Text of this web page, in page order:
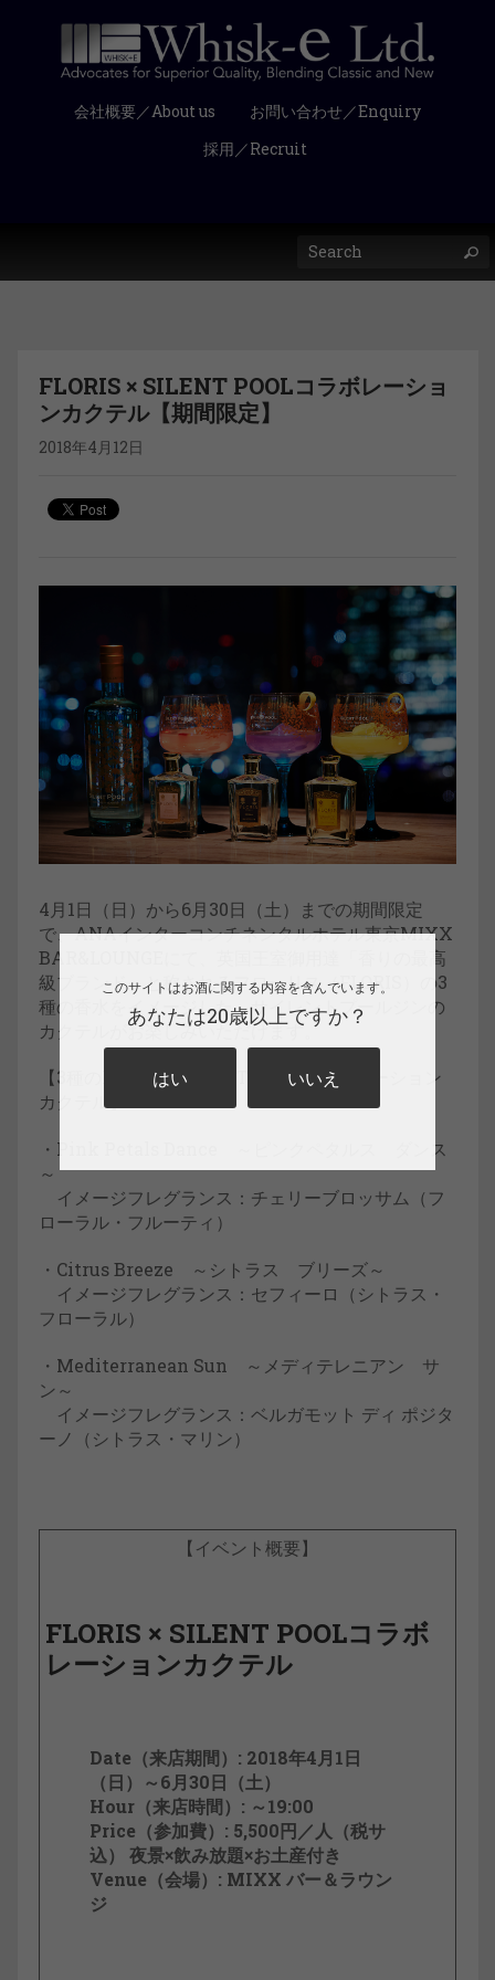
会社概要／About us
お問い合わせ／Enquiry
採用／Recruit
FLORIS × SILENT POOLコラボレーショ
ンカクテル【期間限定】
2018年4月12日
4月1日（日）から6月30日（土）までの期間限定
で、ANAインターコンチネンタルホテル東京MIXX
BAR&LOUNGEにて、英国王室御用達「香りの最高
級ブランド」と称されるフローリス（FLORIS）の3
種の香水をイメージした、サイレントプールジンの
カクテルがお楽しみいただけます。
【3種のFLORIS × SILENT POOLコラボレーション
カクテル】
・Pink Petals Dance ～ピンクペタルス ダンス
～
イメージフレグランス：チェリーブロッサム（フ
ローラル・フルーティ）
・Citrus Breeze ～シトラス ブリーズ～
イメージフレグランス：セフィーロ（シトラス・
フローラル）
・Mediterranean Sun ～メディテレニアン サ
ン～
イメージフレグランス：ベルガモット ディ ポジタ
ーノ（シトラス・マリン）
【イベント概要】
FLORIS × SILENT POOLコラボ
レーションカクテル
Date（来店期間）: 2018年4月1日
（日）～6月30日（土）
Hour（来店時間）: ～19:00
Price（参加費）: 5,500円／人（税サ
込） 夜景×飲み放題×お土産付き
Venue（会場）: MIXX バー＆ラウン
ジ
このサイトはお酒に関する内容を含んでいます。
あなたは20歳以上ですか？
はい いいえ